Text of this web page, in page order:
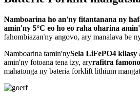
Namboarina ho an'ny fitantanana ny
amin'ny 5°C eo ho eo raha oharina
fahombiazan'ny angovo, ary manalava be
Namboarina tamin'nySela LiFePO4 kilasy
amin'ny fotoana tena izy, aryrafitra
mahatonga ny bateria forklift lithium